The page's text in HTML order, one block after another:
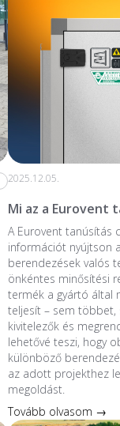
2025.12.05.
Mi az a Eurovent
A Eurovent tanúsítás
információt nyújtson
berendezések valós
önkéntes minősítési
termék a gyártó által
teljesít – sem többet,
kivitelezők és
lehetővé teszi, hogy
különböző
az adott projekthez
megoldást.
Tovább olvasom →